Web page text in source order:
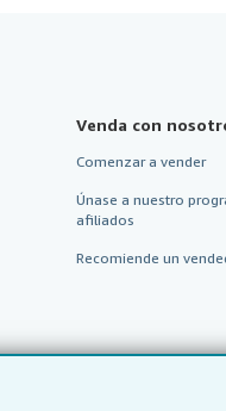
Venda con
Comenzar a vender
Únase a nuestro
afiliados
Recomiende un